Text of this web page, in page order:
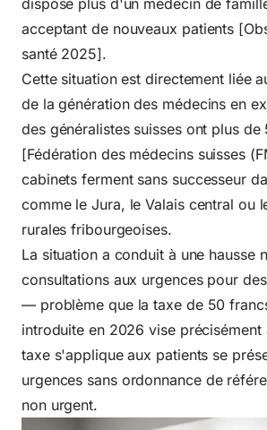
dispose plus d'un médecin de
acceptant de nouveaux patients
santé 2025].
Cette situation est directement liée
de la génération des médecins en
des généralistes suisses ont plus de
[Fédération des médecins suisses
cabinets ferment sans successeur
comme le Jura, le Valais central ou
rurales fribourgeoises.
La situation a conduit à une hausse
consultations aux urgences pour
— problème que lataxe de 50
introduite en 2026 vise
taxe s'applique aux patients se
urgences sans ordonnance de
non urgent.